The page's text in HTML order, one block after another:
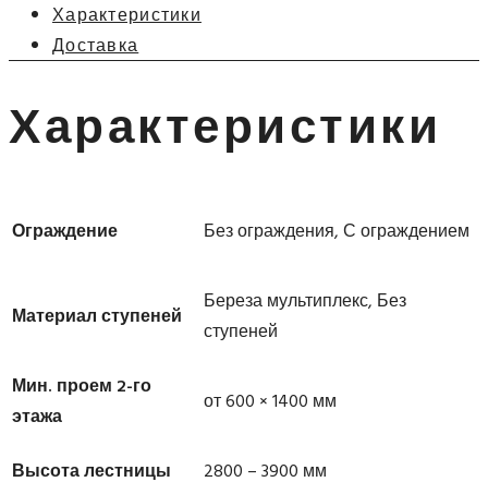
Характеристики
Доставка
Характеристики
Ограждение Без ограждения, С ограждением
Материал ступеней
Береза мультиплекс, Без
ступеней
Мин. проем 2-го
этажа
от 600 × 1400 мм
Высота лестницы 2800 – 3900 мм